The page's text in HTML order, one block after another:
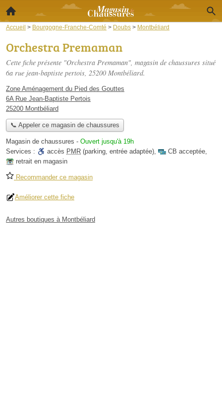
Accueil > Bourgogne-Franche-Comté > Doubs > Montbéliard
Orchestra Premaman
Cette fiche présente "Orchestra Premaman", magasin de chaussures situé
6a rue jean-baptiste pertois, 25200 Montbéliard.
Zone Aménagement du Pied des Gouttes
6A Rue Jean-Baptiste Pertois
25200 Montbéliard
📞 Appeler ce magasin de chaussures
Magasin de chaussures - Ouvert jusqu'à 19h
Services :
accès PMR (parking, entrée adaptée), CB acceptée,
retrait en magasin
Recommander ce magasin
Améliorer cette fiche
Autres boutiques à Montbéliard